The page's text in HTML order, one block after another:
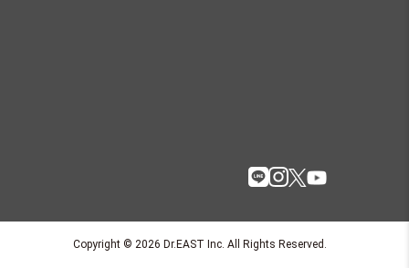
Copyright © 2026 Dr.EAST Inc. All Rights Reserved.